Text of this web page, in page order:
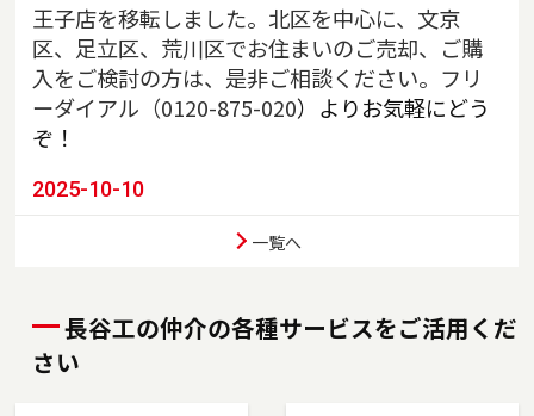
王子店を移転しました。北区を中心に、文京
区、足立区、荒川区でお住まいのご売却、ご購
入をご検討の方は、是非ご相談ください。フリ
ーダイアル（0120-875-020）よりお気軽にどう
ぞ！
2025-10-10
川口店を移転しました。埼玉県川口市、戸田
市、蕨市、さいたま市南区でお住まいのご売
い。フリーダイアル（0120-85-8951）よりお気
軽にどうぞ！
一覧へ
長谷工の仲介の各種サービスをご活用くだ
さい